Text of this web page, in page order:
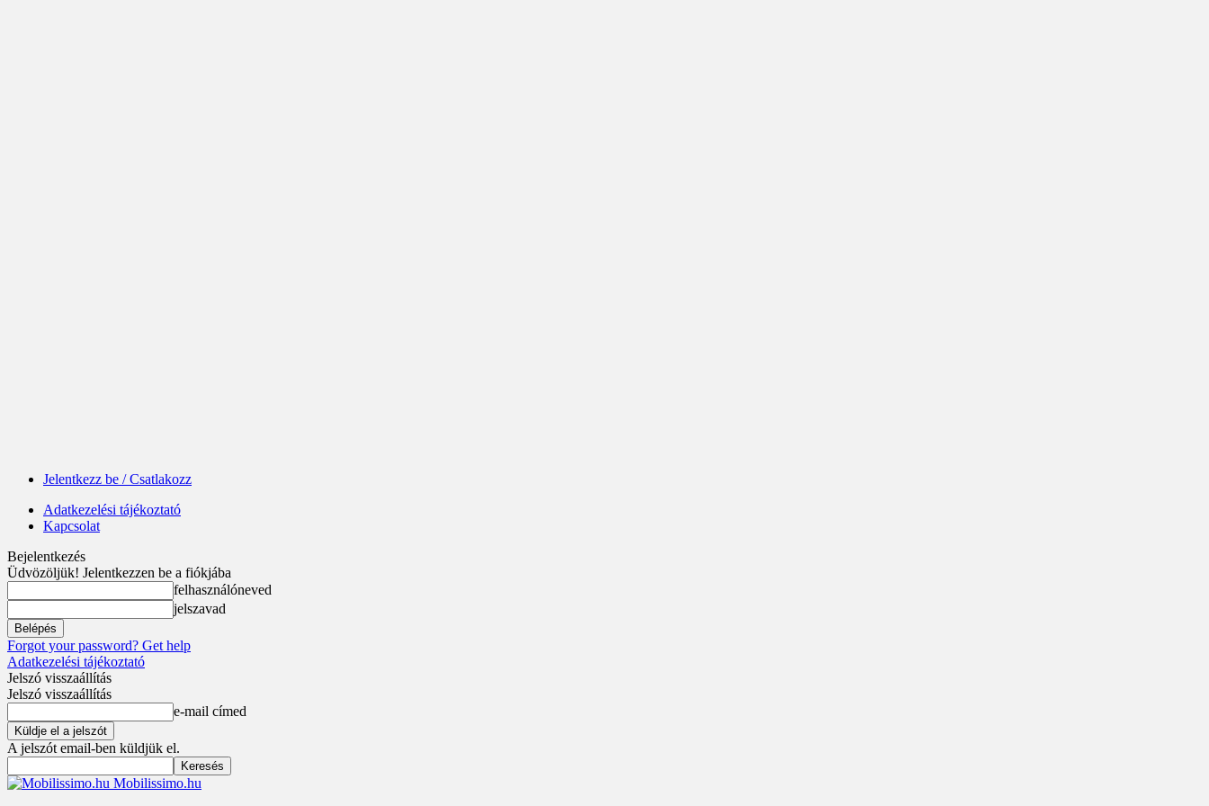
Jelentkezz be / Csatlakozz
Adatkezelési tájékoztató
Kapcsolat
Bejelentkezés
Üdvözöljük! Jelentkezzen be a fiókjába
felhasználóneved
jelszavad
Forgot your password? Get help
Adatkezelési tájékoztató
Jelszó visszaállítás
Jelszó visszaállítás
e-mail címed
A jelszót email-ben küldjük el.
Mobilissimo.hu